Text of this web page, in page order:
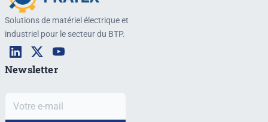
Solutions de matériel électrique et
industriel pour le secteur du BTP.
Newsletter